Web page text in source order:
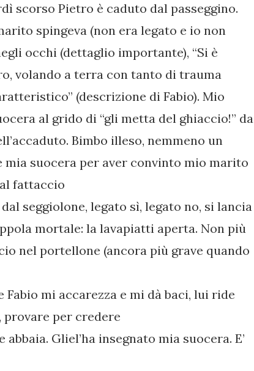
scorso Pietro è caduto dal passeggino.
spingeva (non era legato e io non
occhi (dettaglio importante), “Si è
volando a terra con tanto di trauma
(descrizione di Fabio). Mio
al grido di “gli metta del ghiaccio!” da
Bimbo illeso, nemmeno un
mia suocera per aver convinto mio marito
fattaccio
seggiolone, legato sì, legato no, si lancia
mortale: la lavapiatti aperta. Non più
nel portellone (ancora più grave quando
mi accarezza e mi dà baci, lui ride
provare per credere
Gliel’ha insegnato mia suocera. E’